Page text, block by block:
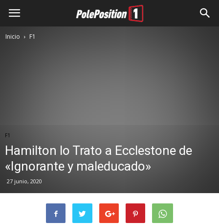
Inicio F1
F1
Hamilton lo Trato a Ecclestone de
«Ignorante y maleducado»
27 junio, 2020